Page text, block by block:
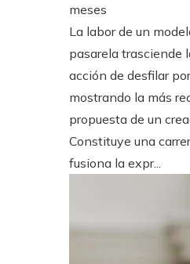
meses
La labor de un
pasarela trasciende
acción de desfilar
mostrando la más
propuesta de un
Constituye una
fusiona la expr...